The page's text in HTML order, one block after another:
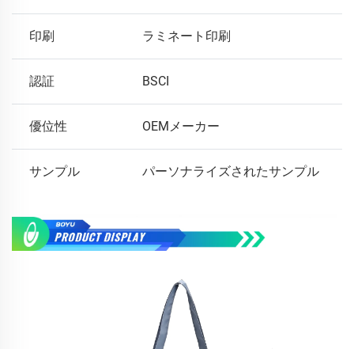
印刷 ラミネート印刷
認証 BSCI
優位性 OEMメーカー
サンプル パーソナライズされたサンプル